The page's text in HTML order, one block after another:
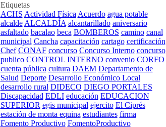
Etiquetas
ACHS Actividad Física Acuerdo agua potable
alcalde ALCALDÍA alcantarillado aniversario
asfaltado bacalao beca BOMBEROS camino canal
municipal Cancha capacitación cartago certificación
Chef CONAF concurso Concurso Interno concurso
publico CONTROL INTERNO convenio CORFO
cuenta pública cultura DAEM Departamento de
Salud Deporte Desarrollo Económico Local
desarrollo rural DIDECO DIEGO PORTALES
Discapacidad EDLI educación EDUCACION
SUPERIOR egis municipal ejercito El Ciprés
estación de monta equina estudiantes firma
Fomento Productivo FomentoProductivo